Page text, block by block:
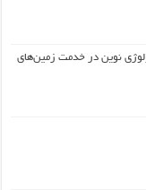
نوین در خدمت زمین‌های